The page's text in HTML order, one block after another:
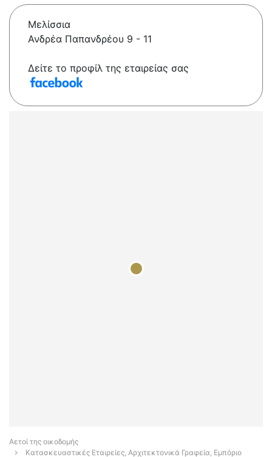
Μελίσσια
Ανδρέα Παπανδρέου 9 - 11
Δείτε το προφίλ της εταιρείας σας
Αετοί της οικοδομής
Κατασκευαστικές Εταιρείες, Αρχιτεκτονικά Γραφεία, Εμπόριο